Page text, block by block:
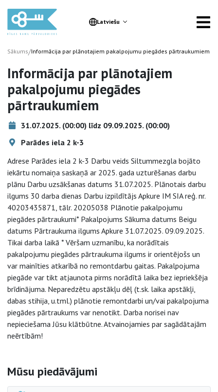
Latviešu
Sākums/Informācija par plānotajiem pakalpojumu piegādes pārtraukumiem
Informācija par plānotajiem
pakalpojumu piegādes
pārtraukumiem
31.07.2025. (00:00) līdz 09.09.2025. (00:00)
Parādes iela 2 k-3
Adrese Parādes iela 2 k-3 Darbu veids Siltummezgla bojāto
iekārtu nomaiņa saskaņā ar 2025. gada uzturēšanas darbu
plānu Darbu uzsākšanas datums 31.07.2025. Plānotais darbu
ilgums 30 darba dienas Darbu izpildītājs Apkure IM SIA reģ. nr.
40203435871, tālr. 20205038 Plānotie pakalpojumu
piegādes pārtraukumi* Pakalpojums Sākuma datums Beigu
datums Pārtraukuma ilgums Apkure 31.07.2025. 09.09.2025.
Tikai darba laikā * Vēršam uzmanību, ka norādītais
pakalpojumu piegādes pārtraukuma ilgums ir orientējošs un
var mainīties atkarībā no remontdarbu gaitas. Pakalpojuma
piegāde var tikt atjaunota pirms norādītā laika bez iepriekšēja
brīdinājuma. Neparedzētu apstākļu dēļ (t.sk. laika apstākļi,
dabas stihija, u.tml.) plānotie remontdarbi un/vai pakalpojuma
piegādes pārtraukums var nenotikt. Darba norisei nav
nepieciešama Jūsu klātbūtne. Atvainojamies par sagādātajām
neērtībām!
Sāna navigācija
Mūsu piedāvājumi